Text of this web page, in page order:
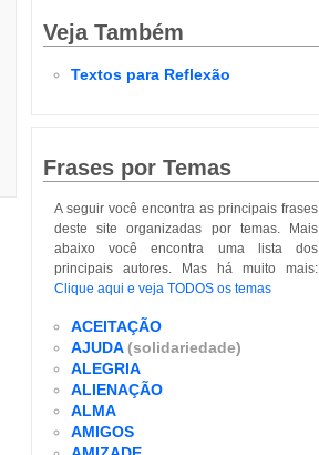
Veja Também
Textos para Reflexão
Frases por Temas
A seguir você encontra as principais frases
deste site organizadas por temas. Mais
abaixo você encontra uma lista dos
principais autores. Mas há muito mais:
Clique aqui e veja TODOS os temas
ACEITAÇÃO
AJUDA(solidariedade)
ALEGRIA
ALIENAÇÃO
ALMA
AMIGOS